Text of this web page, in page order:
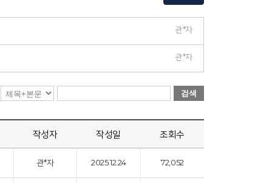
관*자
관*자
검색
작성자 작성일 조회수
관*자 2025.12.24 72,052